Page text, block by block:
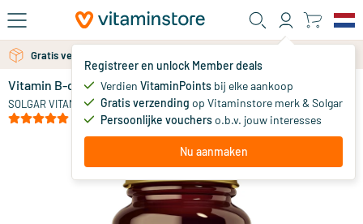
Ga naar de hoofdinhoud
Registreer en unlock Member deals
Verdien VitaminPoints bij elke aankoop
Gratis verzending op Vitaminstore merk & Solgar
Persoonlijke voucherso.b.v. jouw interesses
Nu aanmaken
Gratis verzending vanaf 25 euro
Gratis persoonlijk advies via chat of email
Vitamin B-complex with Vitamin C
SOLGAR VITAMINS
19.